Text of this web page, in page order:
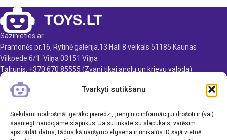
Tvarkyti sutikšanu
Siekdami nodrošināt gerāko pieredzi, įrenginio informācijui drošoti ir (vai)
sasniegt naudojame slapukus. Ja sutinkate su slapukais, varēsim
apstrādāt datus, tādus kā naršymo elgsena ir unikalūs ID šajā vietnē.
Svars: 0,5 kg
Produkta materiāls:
plastmasa
Ieteicamais vecums: no 3
gadiem.
Sazinieties ar
Pramonės pr.16, Rytinė galerija,13 Hall 8 veikals 51185 Kaunas
Vilkpede 6/1. Viļņa 03151 Viļņa
Tālrunis: +370 670 85555 (Zvani tikai anglu un krievu valoda)
E-pasts: info@toys.lt
KLIENTAMS